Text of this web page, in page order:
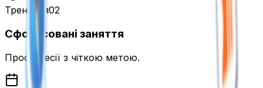
Тренуйся02
Сфокусовані заняття
Прості сесії з чіткою метою.